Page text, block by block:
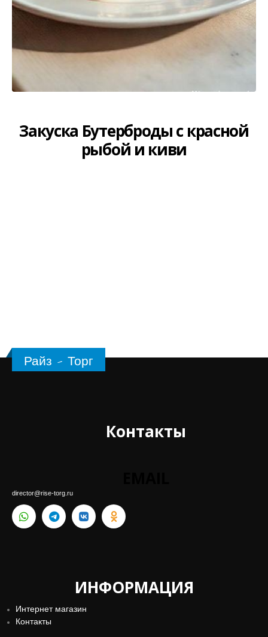
Закуска Бутерброды с красной
рыбой и киви
Райз - Торг
Контакты
director@rise-torg.ru
ИНФОРМАЦИЯ
Интернет магазин
Контакты